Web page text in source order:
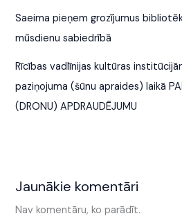
Saeima pieņem grozījumus
mūsdienu sabiedrībā
Rīcības vadlīnijas kultūras
paziņojuma (šūnu apraides) laikā
(DRONU) APDRAUDĒJUMU
Jaunākie komentāri
Nav komentāru, ko parādīt.